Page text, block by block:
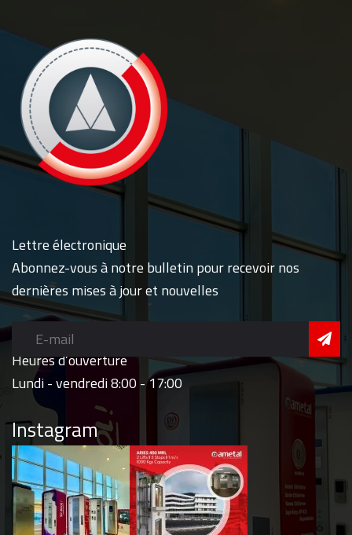
Lettre électronique
Abonnez-vous à notre bulletin pour recevoir nos
dernières mises à jour et nouvelles
Heures d’ouverture
Lundi - vendredi 8:00 - 17:00
Instagram